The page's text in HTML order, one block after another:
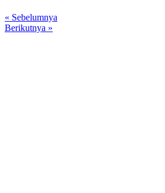
« Sebelumnya
Berikutnya »